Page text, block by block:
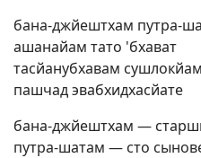
бана-джйештхам путра-
ашанайам тато 'бхават
тасйанубхавам сушлокйам
пашчад эвабхидхасйате
бана-джйештхам —
путра-шатам — сто